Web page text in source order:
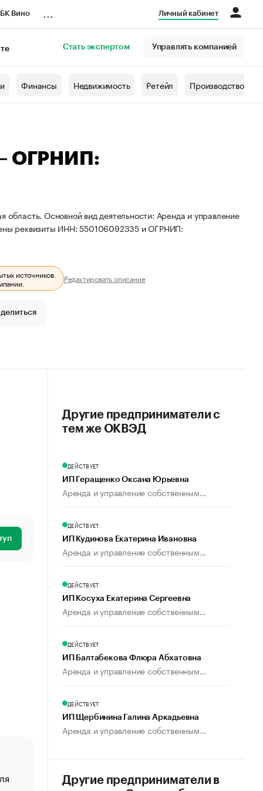
Вино Личный кабинет
Стать экспертом Управлять компанией
Финансы Недвижимость Ретейл Производство
ОГРНИП:
Основной вид деятельности: Аренда и управление
реквизиты ИНН: 550106092335 и ОГРНИП:
источников.
Редактировать описание
«От спорта тело стареет иначе». Как живет глава
Другие предприниматели с
тем же ОКВЭД
ДЕЙСТВУЕТ
ИП Геращенко Оксана Юрьевна
Аренда и управление собственным...
ДЕЙСТВУЕТ
ИП Кудинова Екатерина Ивановна
Аренда и управление собственным...
ДЕЙСТВУЕТ
ИП Косуха Екатерина Сергеевна
Аренда и управление собственным...
ДЕЙСТВУЕТ
ИП Балтабекова Флюра Абхатовна
Аренда и управление собственным...
ДЕЙСТВУЕТ
ИП Щербинина Галина Аркадьевна
Аренда и управление собственным...
Другие предприниматели в